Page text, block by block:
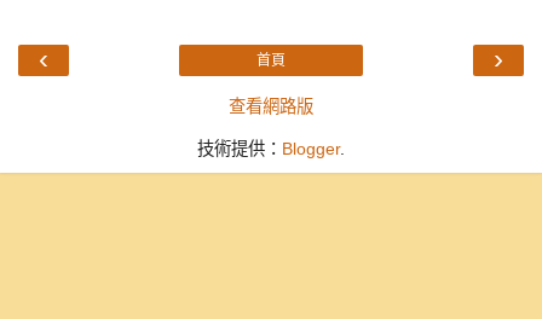
‹ ›
首頁
查看網路版
技術提供： Blogger.